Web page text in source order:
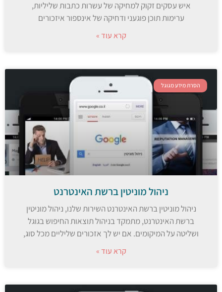
איש עסקים זקוק למחיקה של עשרות כתבות שליליות,
ערימות תוכן פוגעני ודחיקה של אינספור איזכורים
קרא עוד »
הסרת מידע מגוגל
ניהול מוניטין ברשת האינטרנט
ניהול מוניטין ברשת האינטרנט השירות שלנו, ניהול מוניטין
ברשת האינטרנט, מתמקד בניהול תוצאות החיפוש בגוגל
ושליטה על המיקומים. אם יש לך אזכורים שליליים מכל סוג,
קרא עוד »